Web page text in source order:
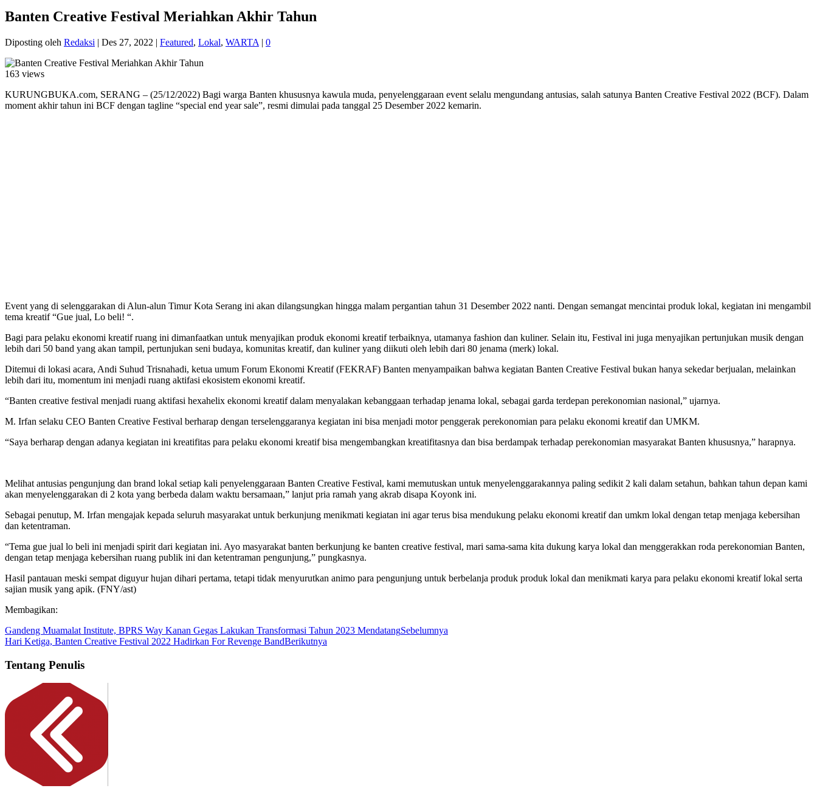
Banten Creative Festival Meriahkan Akhir Tahun
Diposting oleh Redaksi | Des 27, 2022 | Featured, Lokal, WARTA | 0
163 views
KURUNGBUKA.com, SERANG – (25/12/2022) Bagi warga Banten khususnya kawula muda, penyelenggaraan event selalu mengundang antusias, salah satunya Banten Creative Festival 2022 (BCF). Dalam
moment akhir tahun ini BCF dengan tagline “special end year sale”, resmi dimulai pada tanggal 25 Desember 2022 kemarin.
Event yang di selenggarakan di Alun-alun Timur Kota Serang ini akan dilangsungkan hingga malam pergantian tahun 31 Desember 2022 nanti. Dengan semangat mencintai produk lokal, kegiatan ini mengambil
tema kreatif “Gue jual, Lo beli! “.
Bagi para pelaku ekonomi kreatif ruang ini dimanfaatkan untuk menyajikan produk ekonomi kreatif terbaiknya, utamanya fashion dan kuliner. Selain itu, Festival ini juga menyajikan pertunjukan musik dengan
lebih dari 50 band yang akan tampil, pertunjukan seni budaya, komunitas kreatif, dan kuliner yang diikuti oleh lebih dari 80 jenama (merk) lokal.
Ditemui di lokasi acara, Andi Suhud Trisnahadi, ketua umum Forum Ekonomi Kreatif (FEKRAF) Banten menyampaikan bahwa kegiatan Banten Creative Festival bukan hanya sekedar berjualan, melainkan
lebih dari itu, momentum ini menjadi ruang aktifasi ekosistem ekonomi kreatif.
“Banten creative festival menjadi ruang aktifasi hexahelix ekonomi kreatif dalam menyalakan kebanggaan terhadap jenama lokal, sebagai garda terdepan perekonomian nasional,” ujarnya.
M. Irfan selaku CEO Banten Creative Festival berharap dengan terselenggaranya kegiatan ini bisa menjadi motor penggerak perekonomian para pelaku ekonomi kreatif dan UMKM.
“Saya berharap dengan adanya kegiatan ini kreatifitas para pelaku ekonomi kreatif bisa mengembangkan kreatifitasnya dan bisa berdampak terhadap perekonomian masyarakat Banten khususnya,” harapnya.
Melihat antusias pengunjung dan brand lokal setiap kali penyelenggaraan Banten Creative Festival, kami memutuskan untuk menyelenggarakannya paling sedikit 2 kali dalam setahun, bahkan tahun depan kami
akan menyelenggarakan di 2 kota yang berbeda dalam waktu bersamaan,” lanjut pria ramah yang akrab disapa Koyonk ini.
Sebagai penutup, M. Irfan mengajak kepada seluruh masyarakat untuk berkunjung menikmati kegiatan ini agar terus bisa mendukung pelaku ekonomi kreatif dan umkm lokal dengan tetap menjaga kebersihan
dan ketentraman.
“Tema gue jual lo beli ini menjadi spirit dari kegiatan ini. Ayo masyarakat banten berkunjung ke banten creative festival, mari sama-sama kita dukung karya lokal dan menggerakkan roda perekonomian Banten,
dengan tetap menjaga kebersihan ruang publik ini dan ketentraman pengunjung,” pungkasnya.
Hasil pantauan meski sempat diguyur hujan dihari pertama, tetapi tidak menyurutkan animo para pengunjung untuk berbelanja produk produk lokal dan menikmati karya para pelaku ekonomi kreatif lokal serta
sajian musik yang apik. (FNY/ast)
Membagikan:
Gandeng Muamalat Institute, BPRS Way Kanan Gegas Lakukan Transformasi Tahun 2023 MendatangSebelumnya
Hari Ketiga, Banten Creative Festival 2022 Hadirkan For Revenge BandBerikutnya
Tentang Penulis